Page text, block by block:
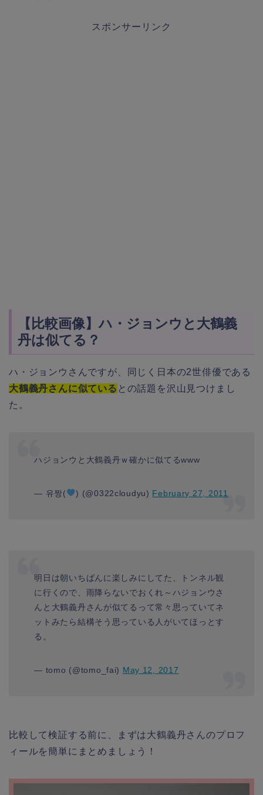
スポンサーリンク
【比較画像】ハ・ジョンウと大鶴義
丹は似てる？
ハ・ジョンウさんですが、同じく日本の2世俳優である
大鶴義丹さんに似ている との話題を沢山見つけまし
た。
ハジョンウと大鶴義丹ｗ確かに似てるwww
— 유짱( ) (@0322cloudyu) February 27, 2011
明日は朝いちばんに楽しみにしてた、トンネル観
に行くので、雨降らないでおくれ～ハジョンウさ
んと大鶴義丹さんが似てるって常々思っていてネ
ットみたら結構そう思っている人がいてほっとす
る。
— tomo (@tomo_fai) May 12, 2017
比較して検証する前に、まずは大鶴義丹さんのプロフ
ィールを簡単にまとめましょう！